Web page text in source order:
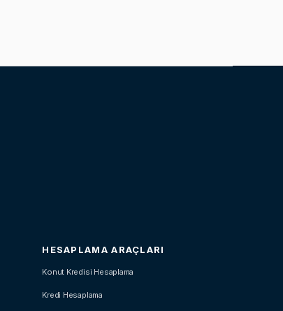
HESAPLAMA ARAÇLARI
Konut Kredisi Hesaplama
Kredi Hesaplama